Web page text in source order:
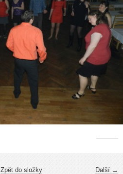
Další →
Zpět do složky